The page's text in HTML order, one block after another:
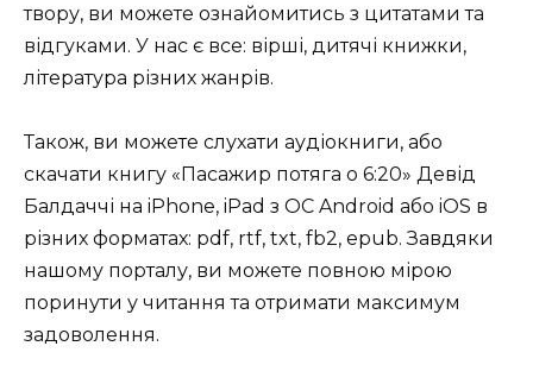
твору, ви можете ознайомитись з цитатами та
відгуками. У нас є все: вірші, дитячі книжки,
література різних жанрів.
Також, ви можете слухати аудіокниги, або
скачати книгу «Пасажир потяга о 6:20» Девід
Балдаччі на iPhone, iPad з ОС Android або iOS в
різних форматах: pdf, rtf, txt, fb2, epub. Завдяки
нашому порталу, ви можете повною мірою
поринути у читання та отримати максимум
задоволення.